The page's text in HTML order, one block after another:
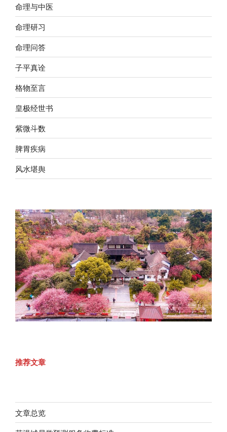
命理与中医
命理研习
命理问答
子平真诠
格物至言
皇极经世书
紫微斗数
脾胃疾病
风水堪舆
推荐文章
文章总览